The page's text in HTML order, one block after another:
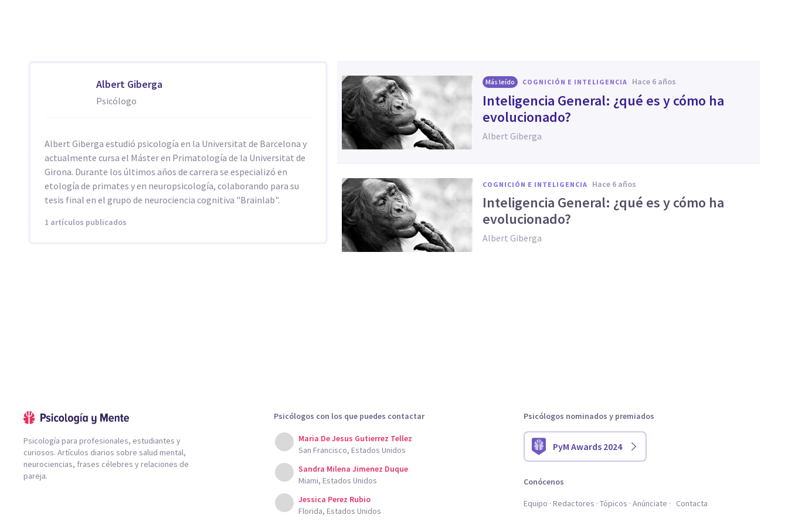
Albert Giberga
Psicólogo
Albert Giberga estudió psicología en la Universitat de Barcelona y
actualmente cursa el Máster en Primatología de la Universitat de
Girona. Durante los últimos años de carrera se especializó en
etología de primates y en neuropsicología, colaborando para su
tesis final en el grupo de neurociencia cognitiva "Brainlab".
1 artículos publicados
Más leído COGNICIÓN E INTELIGENCIA hace 6 años
Inteligencia General: ¿qué es y cómo ha
evolucionado?
Albert Giberga
COGNICIÓN E INTELIGENCIA hace 6 años
Inteligencia General: ¿qué es y cómo ha
evolucionado?
Albert Giberga
Psicología para profesionales, estudiantes y
curiosos. Artículos diarios sobre salud mental,
neurociencias, frases célebres y relaciones de
pareja.
Psicólogos con los que puedes contactar
Maria De Jesus Gutierrez Tellez
San Francisco, Estados Unidos
Sandra Milena Jimenez Duque
Miami, Estados Unidos
Jessica Perez Rubio
Florida, Estados Unidos
Psicólogos nominados y premiados
PyM Awards 2024
Conócenos
Equipo Redactores Tópicos Anúnciate Contacta